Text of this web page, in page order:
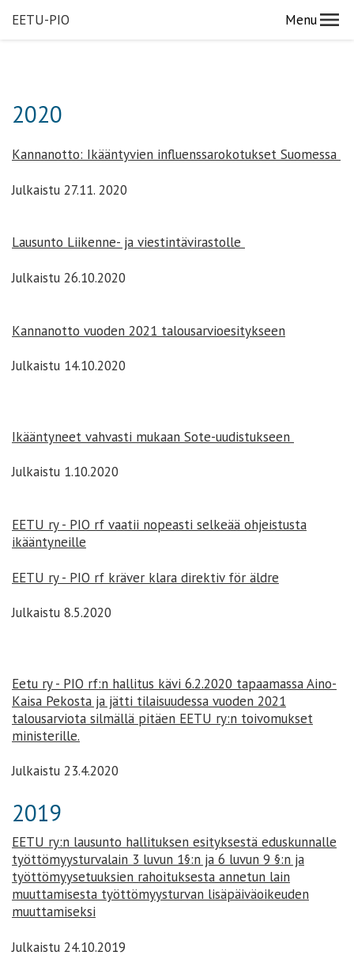
EETU-PIO Menu
2020
Kannanotto: Ikääntyvien influenssarokotukset Suomessa
Julkaistu 27.11. 2020
Lausunto Liikenne- ja viestintävirastolle
Julkaistu 26.10.2020
Kannanotto vuoden 2021 talousarvioesitykseen
Julkaistu 14.10.2020
Ikääntyneet vahvasti mukaan Sote-uudistukseen
Julkaistu 1.10.2020
EETU ry - PIO rf vaatii nopeasti selkeää ohjeistusta
ikääntyneille
EETU ry - PIO rf kräver klara direktiv för äldre
Julkaistu 8.5.2020
Eetu ry - PIO rf:n hallitus kävi 6.2.2020 tapaamassa Aino-
Kaisa Pekosta ja jätti tilaisuudessa vuoden 2021
talousarviota silmällä pitäen EETU ry:n toivomukset
ministerille.
Julkaistu 23.4.2020
2019
EETU ry:n lausunto hallituksen esityksestä eduskunnalle
työttömyysturvalain 3 luvun 1§:n ja 6 luvun 9 §:n ja
työttömyysetuuksien rahoituksesta annetun lain
muuttamisesta työttömyysturvan lisäpäiväoikeuden
muuttamiseksi
Julkaistu 24.10.2019